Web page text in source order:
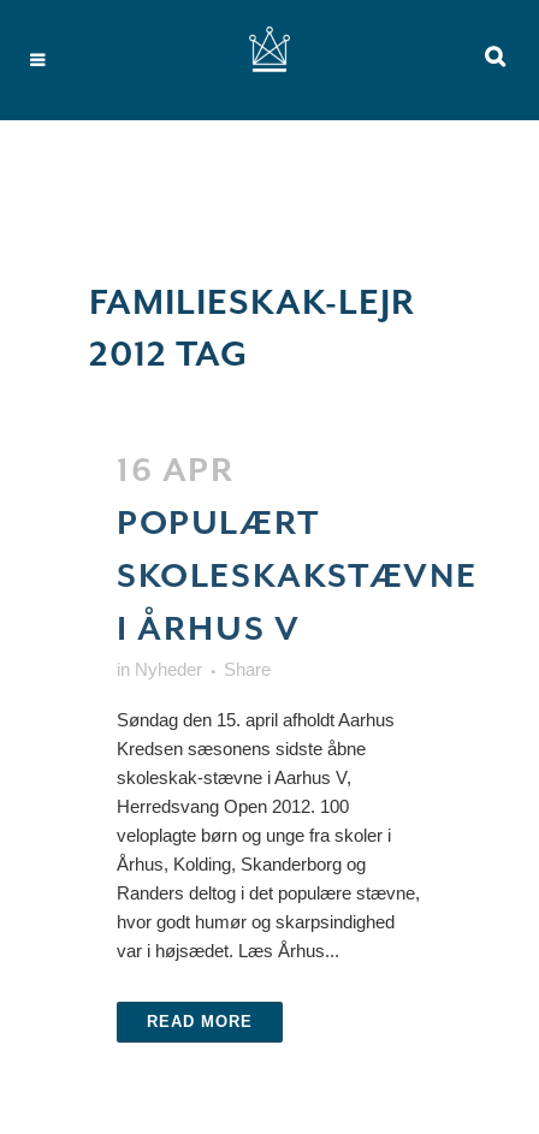
FAMILIESKAK-LEJR
2012 TAG
16 APR
POPULÆRT
SKOLESKAKSTÆVNE
I ÅRHUS V
in Nyheder Share
Søndag den 15. april afholdt Aarhus
Kredsen sæsonens sidste åbne
skoleskak-stævne i Aarhus V,
Herredsvang Open 2012. 100
veloplagte børn og unge fra skoler i
Århus, Kolding, Skanderborg og
Randers deltog i det populære stævne,
hvor godt humør og skarpsindighed
var i højsædet. Læs Århus...
READ MORE